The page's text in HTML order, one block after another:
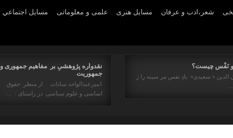
مسايل اجتماعي علمی و معلوماتی مسايل هنری شعر،ادب و عرفان
نقدواره پژوهشیِ بر مفاهیم جمهوری و
جمهوریت
1میرعبدالواحد سادات از منظر حقوق
اساسی و علوم سیاسی در راستای : …
و نَفْس چیست؟
الدین « سعیدی» بادِ نفس مر سینه را ز